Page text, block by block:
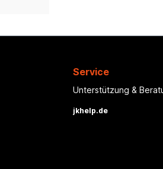
Service
Unterstützung &
jkhelp.de